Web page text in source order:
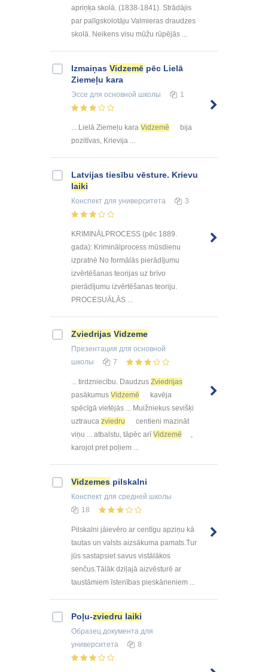
apriņķa skolā. (1838-1841). Strādājis
par palīgskolotāju Valmieras draudzes
skolā. Neikens visu mūžu rūpējās ...
Izmaiņas Vidzemē pēc Lielā
Ziemeļu kara
Эссе для основной школы 1
... Lielā Ziemeļu kara Vidzemē
bija
pozitīvas, Krievija ...
Latvijas tiesību vēsture. Krievu
laiki
Конспект для университета 3
KRIMINĀLPROCESS (pēc 1889.
gada): Kriminālprocess mūsdienu
izpratnē No formālās pierādījumu
izvērtēšanas teorijas uz brīvo
pierādījumu izvērtēšanas teoriju.
PROCESUĀLĀS ...
Zviedrijas Vidzeme
Презентация для основной
школы
7
... tirdzniecību. Daudzus Zviedrijas
pasākumus Vidzemē
kavēja
spēcīgā vietējās ... Muižniekus sevišķi
uztrauca zviedru
centieni mazināt
viņu ... atbalstu, tāpēc arīVidzemē
,
karojot pret poļiem ...
Vidzemes pilskalni
Конспект для средней школы
18
Pilskalni jāievēro ar centīgu apziņu kā
tautas un valsts aizsākuma pamats.Tur
jūs sastapsiet savus vistālākos
senčus.Tālāk dziļajā aizvēsturē ar
taustāmiem īstenības pieskārieniem ...
Poļu-zviedru laiki
Образец документа для
университета
8